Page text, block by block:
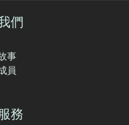
們
事
員
務